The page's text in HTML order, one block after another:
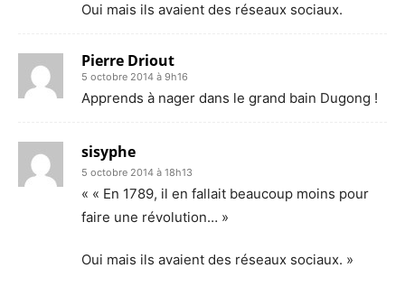
Oui mais ils avaient des réseaux sociaux.
Pierre Driout
5 octobre 2014 à 9h16
Apprends à nager dans le grand bain Dugong !
sisyphe
5 octobre 2014 à 18h13
« « En 1789, il en fallait beaucoup moins pour
faire une révolution… »
Oui mais ils avaient des réseaux sociaux. »